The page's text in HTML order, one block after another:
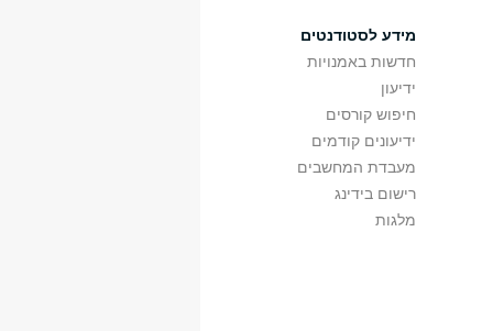
121 מכסיקו
315 ביה"ס להנדסאים
317 ביה"ס להנדסאים
מידע לסטודנטים
חדשות באמנויות
ידיעון
חיפוש קורסים
ידיעונים קודמים
מעבדת המחשבים
רישום בידינג
מלגות